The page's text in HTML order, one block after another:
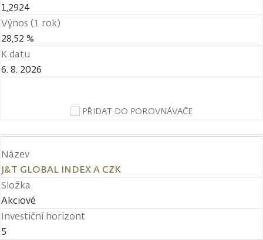
1,2924
Výnos (1 rok)
28,52 %
K datu
6. 8. 2026
PŘIDAT DO POROVNÁVAČE
Název
J&T GLOBAL INDEX A CZK
Složka
Akciové
Investiční horizont
5